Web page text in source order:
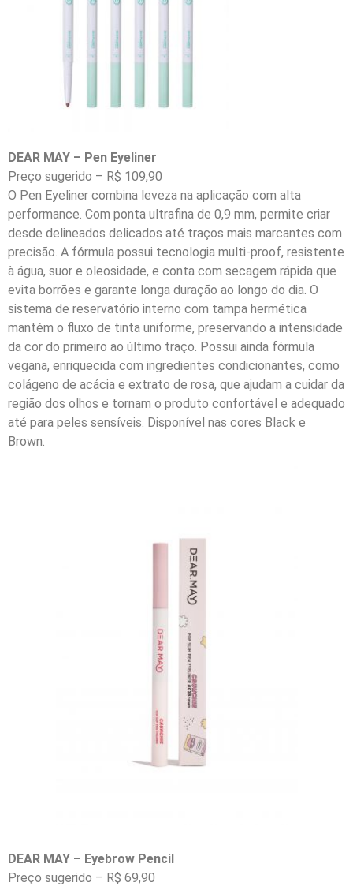
DEAR MAY – Pen Eyeliner
Preço sugerido – R$ 109,90
O Pen Eyeliner combina leveza na aplicação com alta
performance. Com ponta ultrafina de 0,9 mm, permite criar
desde delineados delicados até traços mais marcantes com
precisão. A fórmula possui tecnologia multi-proof, resistente
à água, suor e oleosidade, e conta com secagem rápida que
evita borrões e garante longa duração ao longo do dia. O
sistema de reservatório interno com tampa hermética
mantém o fluxo de tinta uniforme, preservando a intensidade
da cor do primeiro ao último traço. Possui ainda fórmula
vegana, enriquecida com ingredientes condicionantes, como
colágeno de acácia e extrato de rosa, que ajudam a cuidar da
região dos olhos e tornam o produto confortável e adequado
até para peles sensíveis. Disponível nas cores Black e
Brown.
DEAR MAY – Eyebrow Pencil
Preço sugerido – R$ 69,90